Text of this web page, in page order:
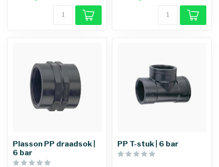
Plasson PP draadsok |
6 bar
PP T-stuk | 6 bar